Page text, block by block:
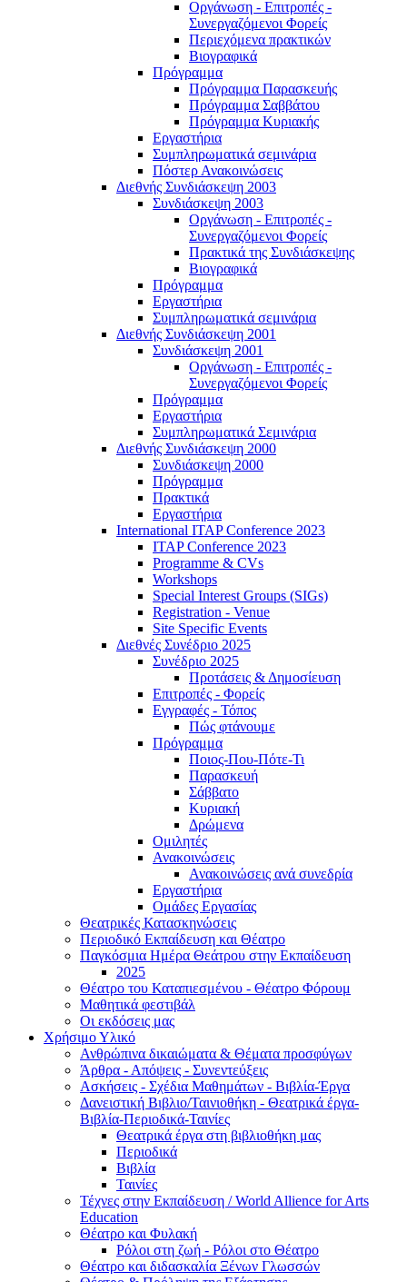
Οργάνωση - Επιτροπές -
Συνεργαζόμενοι Φορείς
Περιεχόμενα πρακτικών
Βιογραφικά
Πρόγραμμα
Πρόγραμμα Παρασκευής
Πρόγραμμα Σαββάτου
Πρόγραμμα Κυριακής
Εργαστήρια
Συμπληρωματικά σεμινάρια
Πόστερ Ανακοινώσεις
Διεθνής Συνδιάσκεψη 2003
Συνδιάσκεψη 2003
Οργάνωση - Επιτροπές -
Συνεργαζόμενοι Φορείς
Πρακτικά της Συνδιάσκεψης
Βιογραφικά
Πρόγραμμα
Εργαστήρια
Συμπληρωματικά σεμινάρια
Διεθνής Συνδιάσκεψη 2001
Συνδιάσκεψη 2001
Οργάνωση - Επιτροπές -
Συνεργαζόμενοι Φορείς
Πρόγραμμα
Εργαστήρια
Συμπληρωματικά Σεμινάρια
Διεθνής Συνδιάσκεψη 2000
Συνδιάσκεψη 2000
Πρόγραμμα
Πρακτικά
Εργαστήρια
International ITAP Conference 2023
ITAP Conference 2023
Programme & CVs
Workshops
Special Interest Groups (SIGs)
Registration - Venue
Site Specific Events
Διεθνές Συνέδριο 2025
Συνέδριο 2025
Προτάσεις & Δημοσίευση
Επιτροπές - Φορείς
Εγγραφές - Τόπος
Πώς φτάνουμε
Πρόγραμμα
Ποιος-Που-Πότε-Τι
Παρασκευή
Σάββατο
Κυριακή
Δρώμενα
Ομιλητές
Ανακοινώσεις
Ανακοινώσεις ανά συνεδρία
Εργαστήρια
Ομάδες Εργασίας
Θεατρικές Κατασκηνώσεις
Περιοδικό Εκπαίδευση και Θέατρο
Παγκόσμια Ημέρα Θεάτρου στην Εκπαίδευση
2025
Θέατρο του Καταπιεσμένου - Θέατρο Φόρουμ
Μαθητικά φεστιβάλ
Οι εκδόσεις μας
Χρήσιμο Υλικό
Ανθρώπινα δικαιώματα & Θέματα προσφύγων
Άρθρα - Απόψεις - Συνεντεύξεις
Ασκήσεις - Σχέδια Μαθημάτων - Βιβλία-Έργα
Δανειστική Βιβλιο/Ταινιοθήκη - Θεατρικά έργα-
Βιβλία-Περιοδικά-Ταινίες
Θεατρικά έργα στη βιβλιοθήκη μας
Περιοδικά
Βιβλία
Ταινίες
Τέχνες στην Εκπαίδευση / World Allience for Arts
Education
Θέατρο και Φυλακή
Ρόλοι στη ζωή - Ρόλοι στο Θέατρο
Θέατρο και διδασκαλία Ξένων Γλωσσών